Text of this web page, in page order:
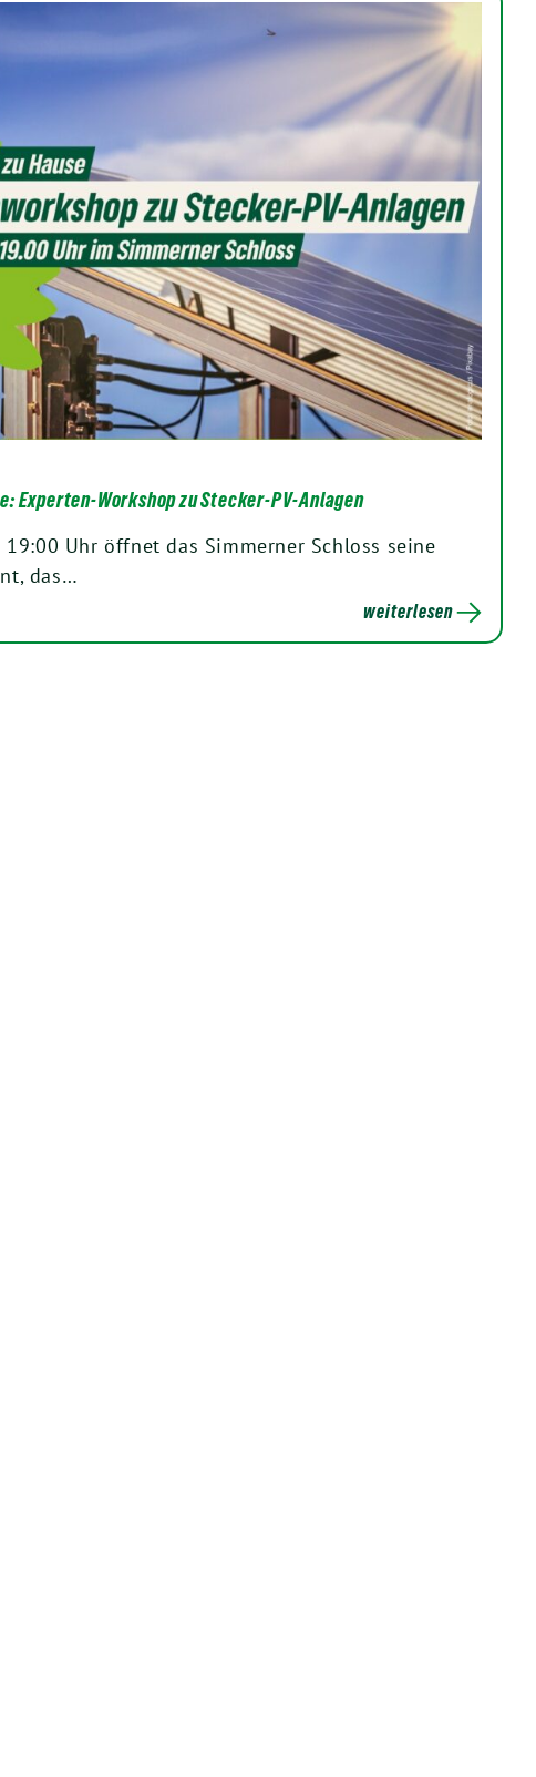
Experten-Workshop zu Stecker-PV-Anlagen
Uhr öffnet das Simmerner Schloss seine
das…
weiterlesen